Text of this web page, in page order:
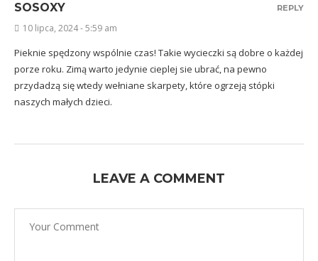
SOSOXY
10 lipca, 2024 - 5:59 am
Pieknie spędzony wspólnie czas! Takie wycieczki są dobre o każdej
porze roku. Zimą warto jedynie cieplej sie ubrać, na pewno
przydadzą się wtedy wełniane skarpety, które ogrzeją stópki
naszych małych dzieci.
REPLY
LEAVE A COMMENT